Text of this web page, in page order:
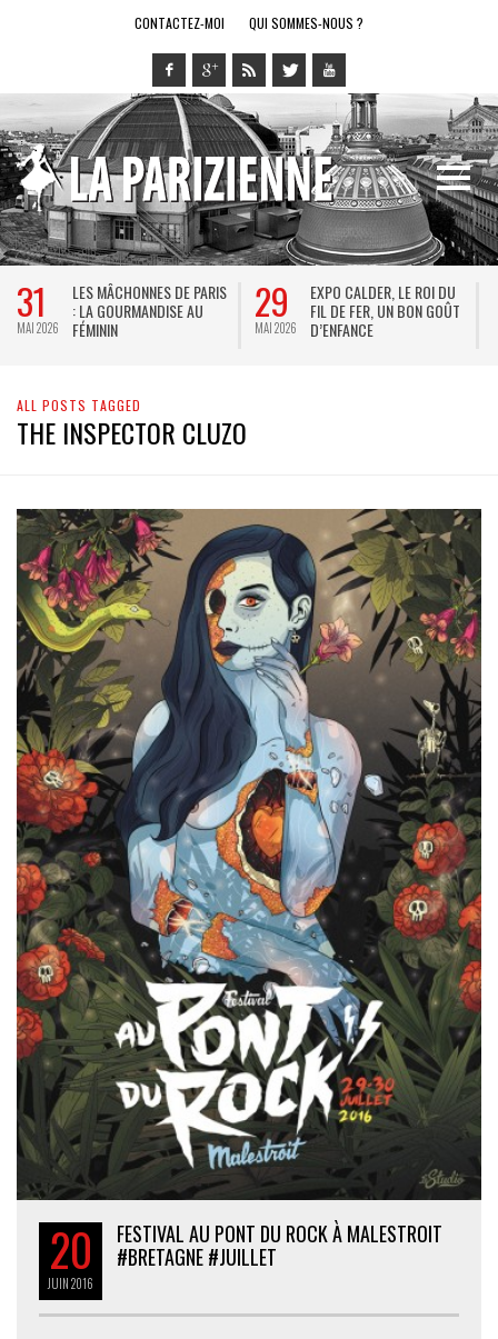
CONTACTEZ-MOI QUI SOMMES-NOUS ?
31
MAI 2026
LES MÂCHONNES DE PARIS
: LA GOURMANDISE AU
FÉMININ
29
MAI 2026
EXPO CALDER, LE ROI DU
FIL DE FER, UN BON GOÛT
D’ENFANCE
ALL POSTS TAGGED
THE INSPECTOR CLUZO
20
JUIN2016
FESTIVAL AU PONT DU ROCK À MALESTROIT
#BRETAGNE #JUILLET